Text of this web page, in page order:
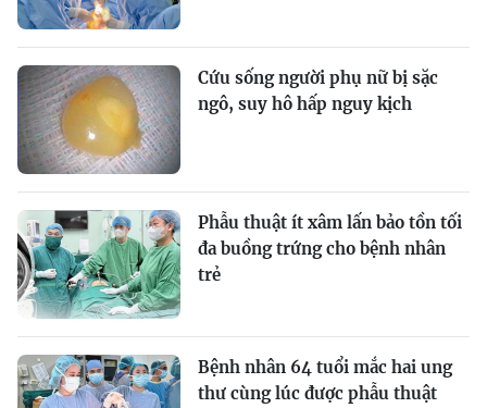
Cứu sống người phụ nữ bị sặc
ngô, suy hô hấp nguy kịch
Phẫu thuật ít xâm lấn bảo tồn tối
đa buồng trứng cho bệnh nhân
trẻ
Bệnh nhân 64 tuổi mắc hai ung
thư cùng lúc được phẫu thuật